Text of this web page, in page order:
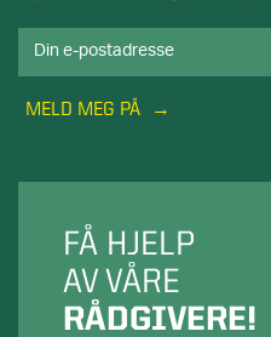
MELD MEG PÅ
FÅ HJELP
AV VÅRE
RÅDGIVERE!